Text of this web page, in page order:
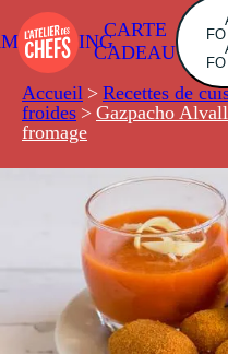
CARTE
CADEAU
Accueil > Recettes de
froides > Gazpacho
fromage